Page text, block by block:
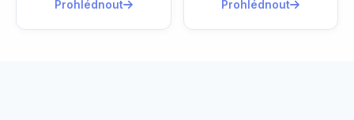
Prohlédnout Prohlédnout